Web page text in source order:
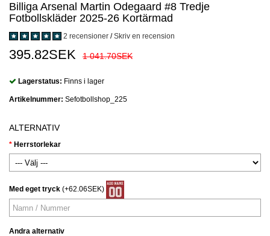
Billiga Arsenal Martin Odegaard #8 Tredje
Fotbollskläder 2025-26 Kortärmad
2 recensioner /Skriv en recension
395.82SEK 1 041.70SEK
Lagerstatus: Finns i lager
Artikelnummer: Sefotbollshop_225
ALTERNATIV
Herrstorlekar
Med eget tryck (+62.06SEK)
Andra alternativ